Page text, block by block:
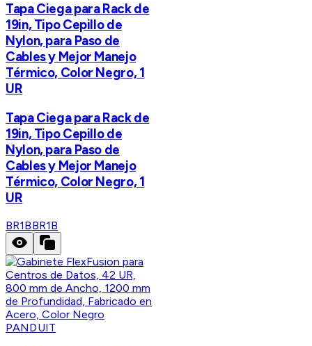
Tapa Ciega para Rack de
19in, Tipo Cepillo de
Nylon, para Paso de
Cables y Mejor Manejo
Térmico, Color Negro, 1
UR
Tapa Ciega para Rack de
19in, Tipo Cepillo de
Nylon, para Paso de
Cables y Mejor Manejo
Térmico, Color Negro, 1
UR
BR1BBR1B
PANDUIT